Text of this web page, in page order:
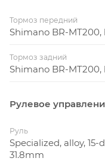
Тормоз передний
Shimano BR-
Тормоз задний
Shimano BR-
Рулевое
Руль
Specialized, alloy,
31.8mm